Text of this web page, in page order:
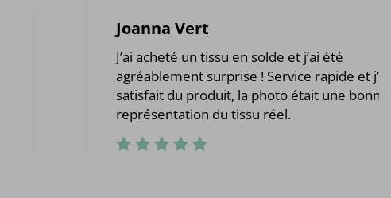
Joanna Vert
J’ai acheté un tissu en solde et j’ai été
agréablement surprise ! Service rapide et
satisfait du produit, la photo était une bonne
représentation du tissu réel.